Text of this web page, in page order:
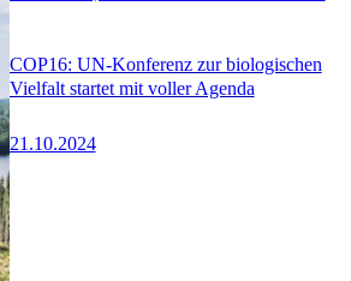
COP16: UN-Konferenz zur biologischen
Vielfalt startet mit voller Agenda
21.10.2024